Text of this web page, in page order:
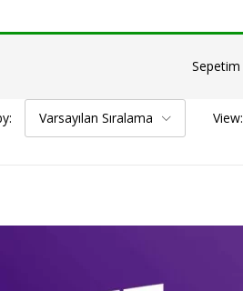
Sepetim
Varsayılan Sıralama View: